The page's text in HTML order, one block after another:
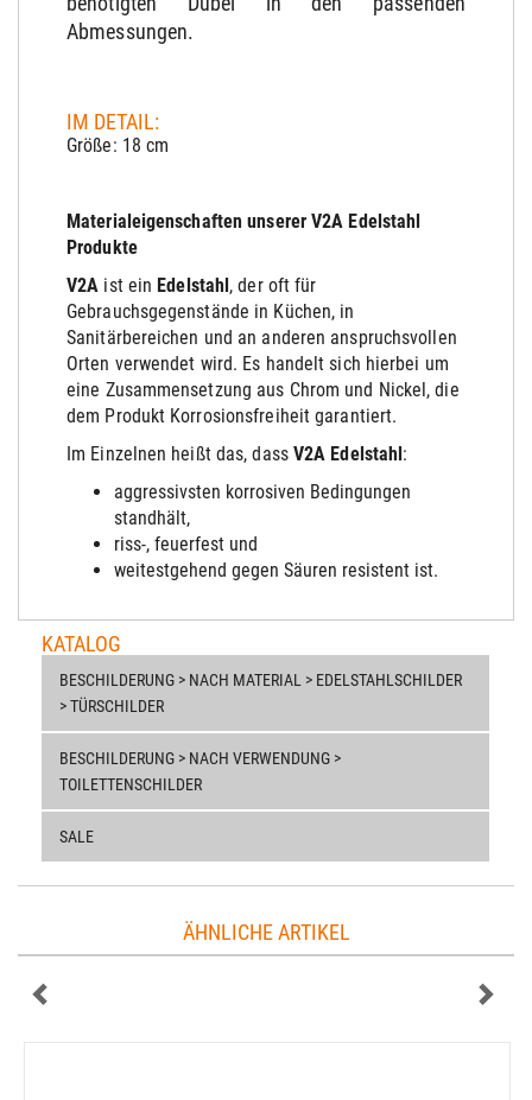
Abmessungen.
IM DETAIL:
Größe: 18 cm
Materialeigenschaften unserer V2A Edelstahl
Produkte
V2A ist ein Edelstahl, der oft für
Gebrauchsgegenstände in Küchen, in
Sanitärbereichen und an anderen anspruchsvollen
Orten verwendet wird. Es handelt sich hierbei um
eine Zusammensetzung aus Chrom und Nickel, die
dem Produkt Korrosionsfreiheit garantiert.
Im Einzelnen heißt das, dass V2A Edelstahl:
aggressivsten korrosiven Bedingungen
standhält,
riss-, feuerfest und
weitestgehend gegen Säuren resistent ist.
KATALOG
BESCHILDERUNG > NACH MATERIAL > EDELSTAHLSCHILDER
> TÜRSCHILDER
BESCHILDERUNG > NACH VERWENDUNG >
TOILETTENSCHILDER
SALE
ÄHNLICHE ARTIKEL